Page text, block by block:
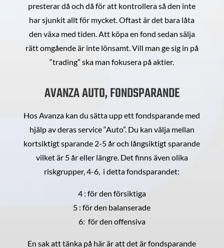
presterar då och då för att kontrollera så den inte
har sjunkit allt för mycket. Oftast är det bara låta
den växa med tiden. Att köpa en fond sedan sälja
rätt omgående är inte lönsamt. Vill man ge sig in på
“trading” ska man fokusera på aktier.
AVANZA AUTO, FONDSPARANDE
Hos Avanza kan du sätta upp ett fondsparande med
hjälp av deras service “Auto”. Du kan välja mellan
kortsiktigt sparande 2-5 år och långsiktigt sparande
vilket är 5 år eller längre. Det finns även olika
riskgrupper, 4-6, i detta fondsparandet:
4 : för den försiktiga
5 : för den balanserade
6: för den offensiva
En sak att tänka på här är att det är fondsparande